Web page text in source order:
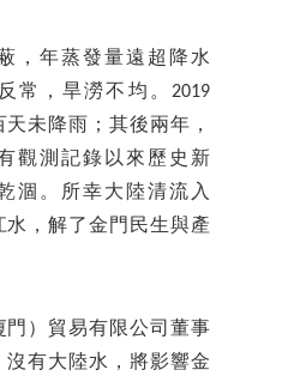
，年蒸發量遠超降水
常，旱澇不均。2019
未降雨；其後兩年，
觀測記錄以來歷史新
涸。所幸大陸清流入
水，解了金門民生與產
門）貿易有限公司董事
沒有大陸水，將影響金